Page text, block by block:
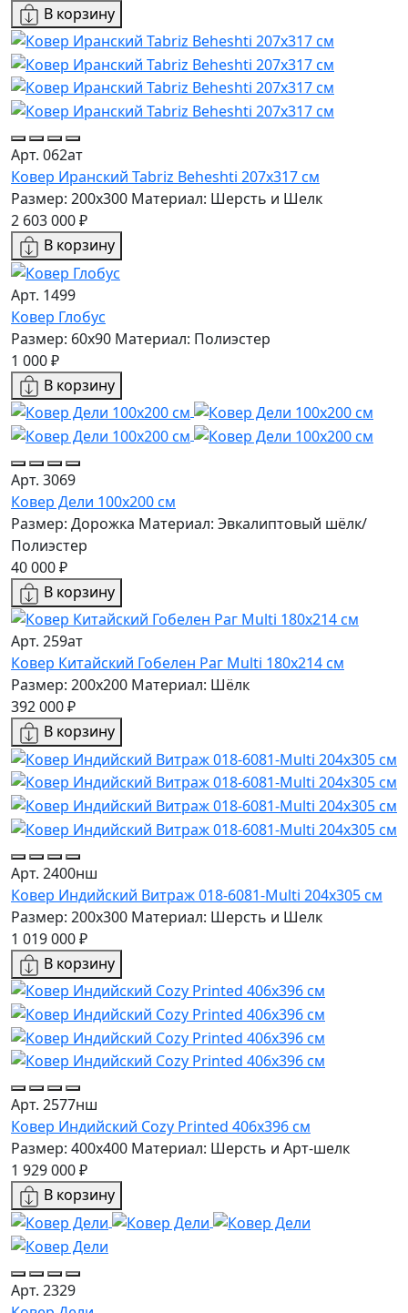
В корзину
Арт. 062ат
Ковер Иранский Tabriz Beheshti 207x317 см
Размер: 200x300 Материал: Шерсть и Шелк
2 603 000 ₽
В корзину
Арт. 1499
Ковер Глобус
Размер: 60х90 Материал: Полиэстер
1 000 ₽
В корзину
Арт. 3069
Ковер Дели 100х200 см
Размер: Дорожка Материал: Эвкалиптовый шёлк/
Полиэстер
40 000 ₽
В корзину
Арт. 259ат
Ковер Китайский Гобелен Раг Multi 180x214 см
Размер: 200x200 Материал: Шёлк
392 000 ₽
В корзину
Арт. 2400нш
Ковер Индийский Витраж 018-6081-Multi 204x305 см
Размер: 200x300 Материал: Шерсть и Шелк
1 019 000 ₽
В корзину
Арт. 2577нш
Ковер Индийский Cozy Printed 406x396 см
Размер: 400x400 Материал: Шерсть и Арт-шелк
1 929 000 ₽
В корзину
Арт. 2329